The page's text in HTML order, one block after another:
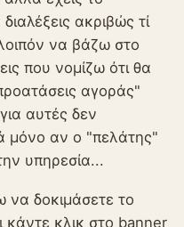
ακριβώς τί
να βάζω στο
που νομίζω ότι θα
αγοράς"
αυτές δεν
μόνο αν ο "πελάτης"
υπηρεσία...
να δοκιμάσετε το
κάντε κλικ στο banner